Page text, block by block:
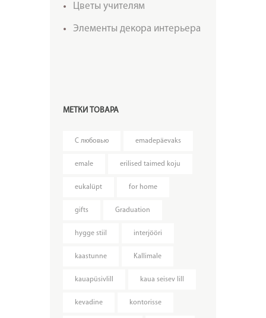
Цветы учителям
Элементы декора интерьера
МЕТКИ ТОВАРА
C любовью emadepäevaks
emale erilised taimed koju
eukalüpt for home
gifts Graduation
hygge stiil interjööri
kaastunne Kallimale
kauapüsivlill kaua seisev lill
kevadine kontorisse